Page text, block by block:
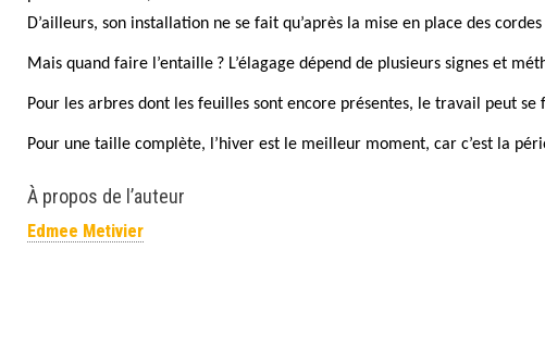
D’ailleurs, son installation ne se fait qu’après la mise en place des
Mais quand faire l’entaille ? L’élagage dépend de plusieurs signes et
Pour les arbres dont les feuilles sont encore présentes, le travail peut se
Pour une taille complète, l’hiver est le meilleur moment, car c’est la
À propos de l’auteur
Edmee Metivier